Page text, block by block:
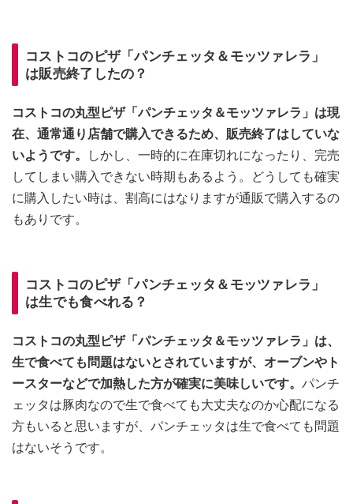
コストコのピザ「パンチェッタ＆モッツァレラ」
は販売終了したの？
コストコの丸型ピザ「パンチェッタ＆モッツァレラ」は現
在、通常通り店舗で購入できるため、販売終了はしていな
いようです。
しかし、一時的に在庫切れになったり、完売
してしまい購入できない時期もあるよう。どうしても確実
に購入したい時は、割高にはなりますが通販で購入するの
もありです。
コストコのピザ「パンチェッタ＆モッツァレラ」
は生でも食べれる？
コストコの丸型ピザ「パンチェッタ＆モッツァレラ」は、
生で食べても問題はないとされていますが、オーブンやト
ースターなどで加熱した方が確実に美味しいです。 パンチ
ェッタは豚肉なので生で食べても大丈夫なのか心配になる
方もいると思いますが、パンチェッタは生で食べても問題
はないそうです。